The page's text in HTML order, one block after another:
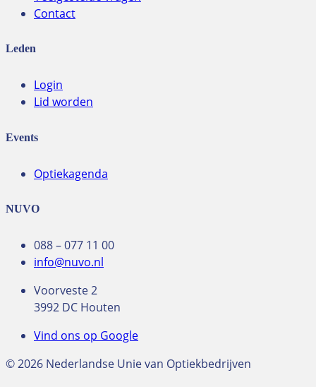
Contact
Leden
Login
Lid worden
Events
Optiekagenda
NUVO
088 – 077 11 00
info@nuvo.nl
Voorveste 2
3992 DC Houten
Vind ons op Google
© 2026 Nederlandse Unie van Optiekbedrijven